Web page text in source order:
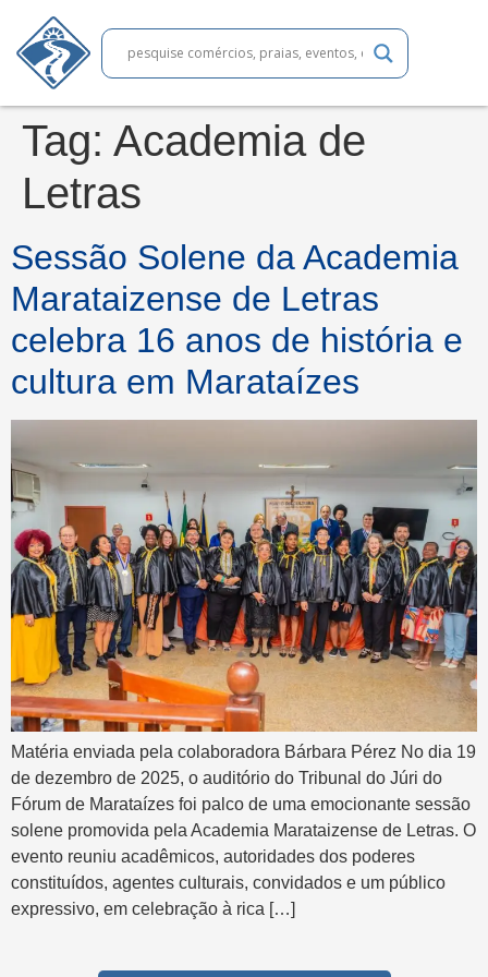
Tag: Academia de
Letras
Sessão Solene da Academia
Marataizense de Letras
celebra 16 anos de história e
cultura em Marataízes
Matéria enviada pela colaboradora Bárbara Pérez No dia 19
de dezembro de 2025, o auditório do Tribunal do Júri do
Fórum de Marataízes foi palco de uma emocionante sessão
solene promovida pela Academia Marataizense de Letras. O
evento reuniu acadêmicos, autoridades dos poderes
constituídos, agentes culturais, convidados e um público
expressivo, em celebração à rica […]